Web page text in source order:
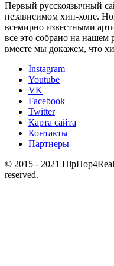
Первый русскоязычный
независимом хип-хопе.
всемирно известными
все это собрано на нашем
вместе мы докажем, что
Instagram
Youtube
VK
Facebook
Twitter
Карта сайта
Контакты
Партнеры
© 2015 - 2021
reserved.